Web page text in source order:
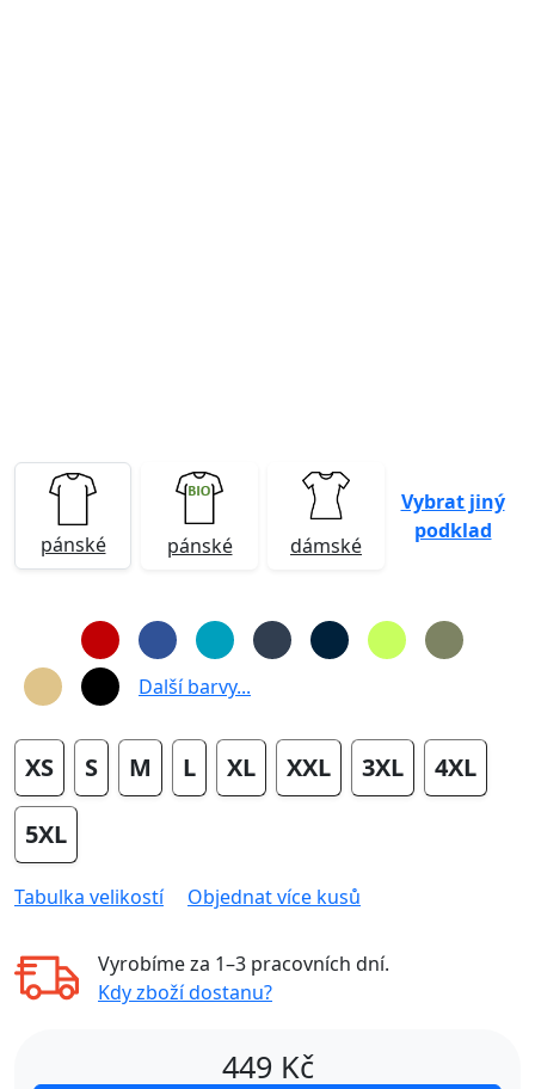
pánské pánské dámské
Vybrat jiný
podklad
Další barvy...
XS S M L XL XXL 3XL 4XL
5XL
Tabulka velikostí Objednat více kusů
Vyrobíme za 1–3 pracovních dní.
Kdy zboží dostanu?
449 Kč